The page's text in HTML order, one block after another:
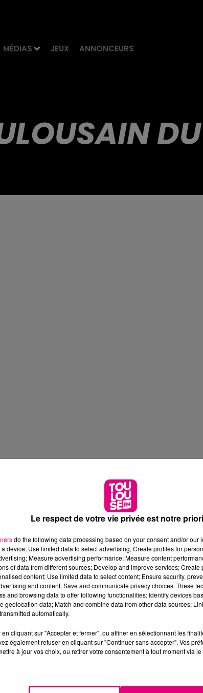
MÉDIAS JEUX ANNONCEURS
Le respect de votre vie privée est notre
do the following data processing based on your consent and/or our
device; Use limited data to select advertising; Create profiles for
Measure advertising performance; Measure content
of data from different sources; Develop and improve services;
content; Use limited data to select content; Ensure security,
and content; Save and communicate privacy choices. These
and browsing data to offer following functionalities: Identify devices
geolocation data; Match and combine data from other data sources;
automatically.
cliquant sur "Accepter et fermer", ou affiner en sélectionnant les
également refuser en cliquant sur "Continuer sans accepter". Vos
à jour vos choix, ou retirer votre consentement à tout moment via